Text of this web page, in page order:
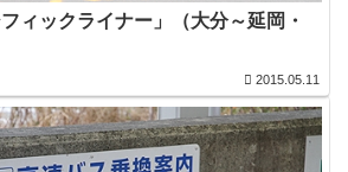
ィックライナー」（大分～延岡・
2015.05.11